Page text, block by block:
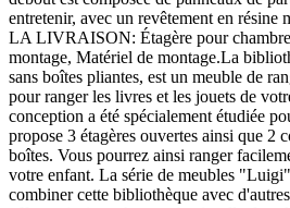
entretenir, avec un revêtement en
LA LIVRAISON: Étagère pour
montage, Matériel de montage.La
sans boîtes pliantes, est un meuble de
pour ranger les livres et les jouets de
conception a été spécialement étudiée
propose 3 étagères ouvertes ainsi que 2
boîtes. Vous pourrez ainsi ranger
votre enfant. La série de meubles
combiner cette bibliothèque avec